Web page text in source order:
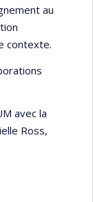
au
contexte.
avec la
Ross,